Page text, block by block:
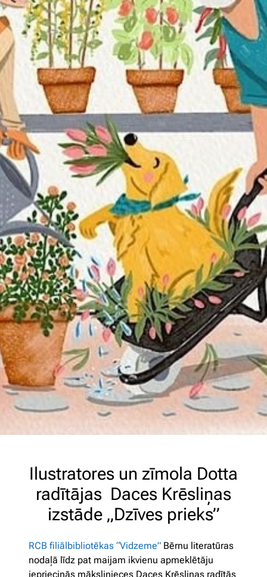
Ilustratores un zīmola Dotta
radītājas Daces Krēsliņas
izstāde „Dzīves prieks”
RCB filiālbibliotēkas “Vidzeme” Bērnu literatūras
nodaļā līdz pat maijam ikvienu apmeklētāju
iepriecinās mākslinieces Daces Krēsliņas radītās